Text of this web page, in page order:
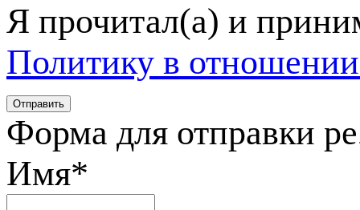
Я прочитал(а) и
Политику в
Форма для отправки
Имя*